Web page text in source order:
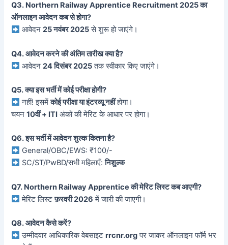
Q3. Northern Railway Apprentice Recruitment 2025 का
ऑनलाइन आवेदन कब से होगा?
आवेदन25 नवंबर 2025से शुरू हो जाएंगे।
Q4. आवेदन करने की अंतिम तारीख क्या है?
आवेदन24 दिसंबर 2025तक स्वीकार किए जाएंगे।
Q5. क्या इस भर्ती में कोई परीक्षा होगी?
नहीं! इसमेंकोई परीक्षा या इंटरव्यू नहींहोगा।
चयन10वीं + ITI अंकों की मेरिट के आधार पर होगा।
Q6. इस भर्ती में आवेदन शुल्क कितना है?
General/OBC/EWS: ₹100/-
SC/ST/PwBD/सभी महिलाएँ:निशुल्क
Q7. Northern Railway Apprentice की मेरिट लिस्ट कब आएगी?
मेरिट लिस्टफ़रवरी 2026 में जारी की जाएगी।
Q8. आवेदन कैसे करें?
उम्मीदवार आधिकारिक वेबसाइटrrcnr.orgपर जाकर ऑनलाइन फॉर्म भर